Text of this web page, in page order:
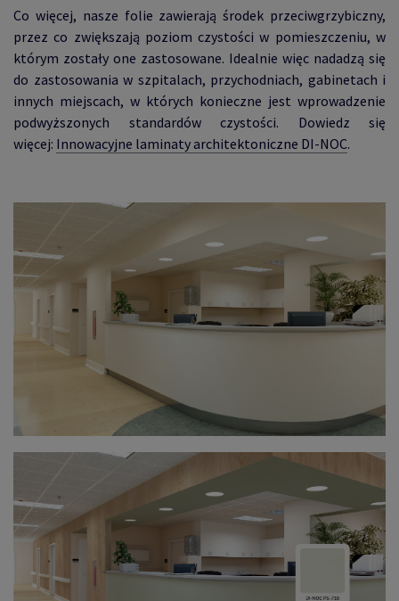
Co więcej, nasze folie zawierają środek przeciwgrzybiczny,
przez co zwiększają poziom czystości w pomieszczeniu, w
którym zostały one zastosowane. Idealnie więc nadadzą się
do zastosowania w szpitalach, przychodniach, gabinetach i
innych miejscach, w których konieczne jest wprowadzenie
podwyższonych standardów czystości. Dowiedz się
więcej: Innowacyjne laminaty architektoniczne DI-NOC.